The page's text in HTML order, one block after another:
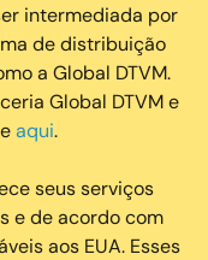
intermediada por
de distribuição
a Global DTVM.
Global DTVM e
aqui.
seus serviços
e de acordo com
aos EUA. Esses